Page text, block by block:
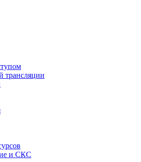
трансляции
и СКС